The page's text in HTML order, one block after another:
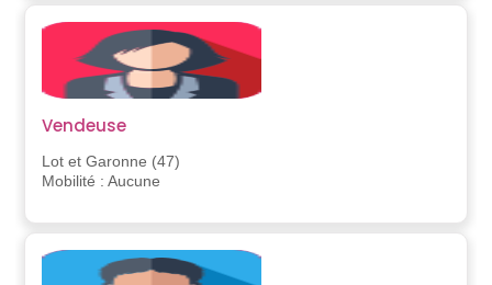
Vendeuse
Lot et Garonne (47)
Mobilité : Aucune